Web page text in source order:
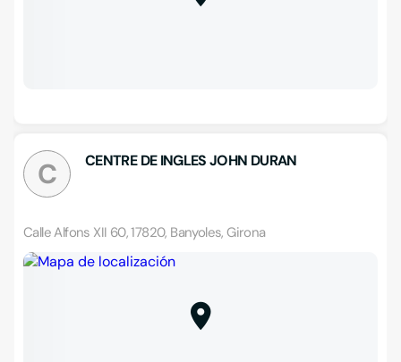
C CENTRE DE INGLES JOHN DURAN
Calle Alfons XII 60, 17820, Banyoles, Girona